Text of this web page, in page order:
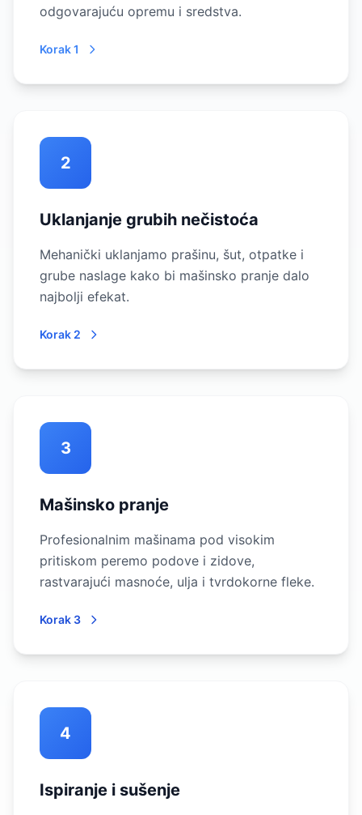
odgovarajuću opremu i sredstva.
Korak 1
2
Uklanjanje grubih nečistoća
Mehanički uklanjamo prašinu, šut, otpatke i
grube naslage kako bi mašinsko pranje dalo
najbolji efekat.
Korak 2
3
Mašinsko pranje
Profesionalnim mašinama pod visokim
pritiskom peremo podove i zidove,
rastvarajući masnoće, ulja i tvrdokorne fleke.
Korak 3
4
Ispiranje i sušenje